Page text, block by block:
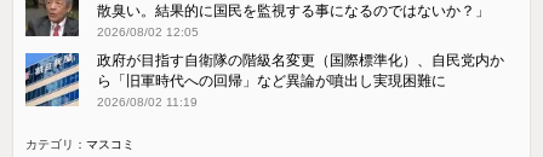
散臭い。結果的に国民を監視する事になるのではないか？」
2026/08/02 12:05
政府が目指す自衛隊の階級名変更（国際標準化）、自民党内か
ら「旧軍時代への回帰」など異論が噴出し実現困難に
2026/08/02 11:19
カテゴリ：マスコミ